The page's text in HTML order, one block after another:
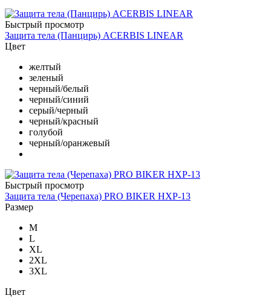
Быстрый просмотр
Защита тела (Панцирь) ACERBIS LINEAR
Цвет
желтый
зеленый
черный/белый
черный/синий
серый/черный
черный/красный
голубой
черный/оранжевый
Быстрый просмотр
Защита тела (Черепаха) PRO BIKER HXP-13
Размер
M
L
XL
2XL
3XL
Цвет